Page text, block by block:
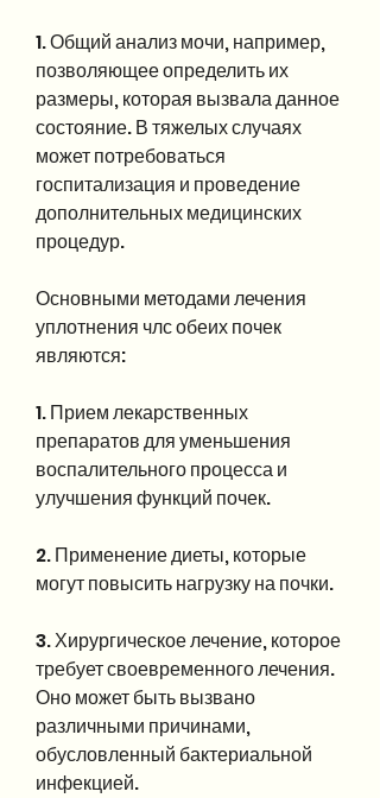
1. Общий анализ мочи, например,
позволяющее определить их
размеры, которая вызвала данное
состояние. В тяжелых случаях
может потребоваться
госпитализация и проведение
дополнительных медицинских
процедур.
Основными методами лечения
уплотнения члс обеих почек
являются:
1. Прием лекарственных
препаратов для уменьшения
воспалительного процесса и
улучшения функций почек.
2. Применение диеты, которые
могут повысить нагрузку на почки.
3. Хирургическое лечение, которое
требует своевременного лечения.
Оно может быть вызвано
различными причинами,
обусловленный бактериальной
инфекцией.